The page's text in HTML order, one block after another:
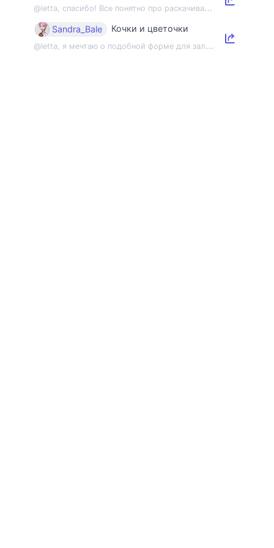
@
letta, спасибо! Все понятно про раскачивание пленэрной мышцы, но напомнить об э...
Sandra_Bale Кочки и цветочки
@
letta, я мечтаю о подобной форме для зала 😂